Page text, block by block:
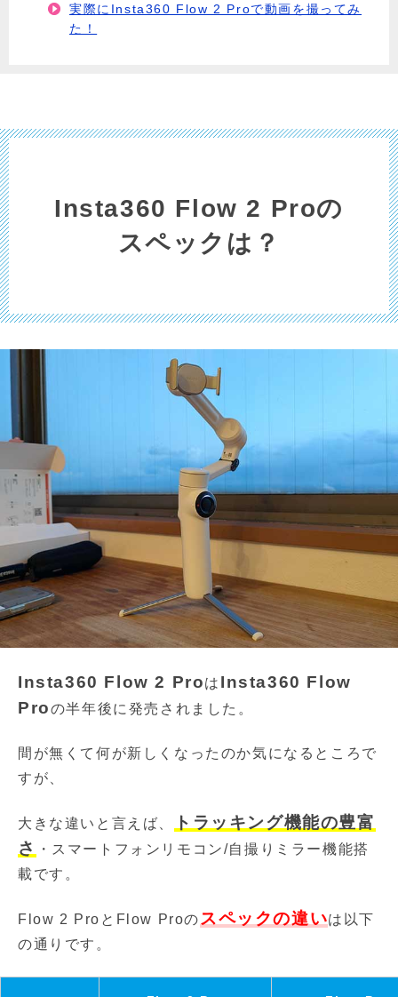
実際にInsta360 Flow 2 Proで動画を撮ってみ
た！
Insta360 Flow 2 Proの
スペックは？
Insta360 Flow 2 Proは Insta360 Flow
Proの半年後に発売されました。
間が無くて何が新しくなったのか気になるところで
すが、
大きな違いと言えば、
トラッキング機能の豊富
さ
・スマートフォンリモコン/自撮りミラー機能搭
載です。
Flow 2 ProとFlow Proの スペックの違いは以下
の通りです。